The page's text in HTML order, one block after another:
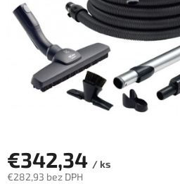
€342,34 / ks
€282,93 bez DPH